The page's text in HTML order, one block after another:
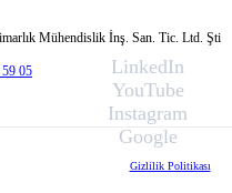
Mühendislik İnş. San. Tic. Ltd. Şti
05
LinkedIn
YouTube
Instagram
Google
Gizlilik Politikası